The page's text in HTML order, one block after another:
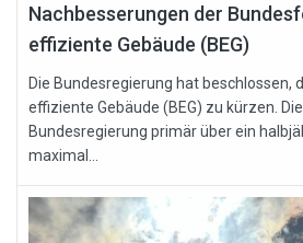
Nachbesserungen der
effiziente Gebäude (BEG)
Die Bundesregierung hat beschlossen,
effiziente Gebäude (BEG) zu kürzen.
Bundesregierung primär über ein
maximal...